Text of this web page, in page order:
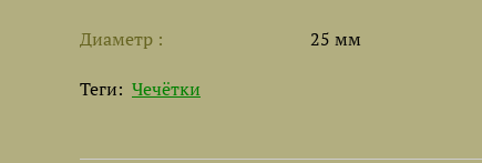
Диаметр 25 мм
Теги: Чечётки